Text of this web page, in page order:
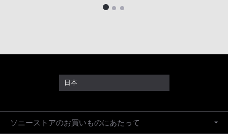
日本
ソニーストアのお買いものにあたって